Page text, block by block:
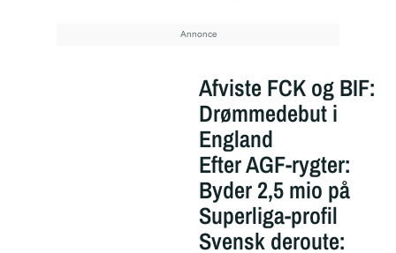
Afviste FCK og BIF:
Drømmedebut i
England
Efter AGF-rygter:
Byder 2,5 mio på
Superliga-profil
Svensk deroute: